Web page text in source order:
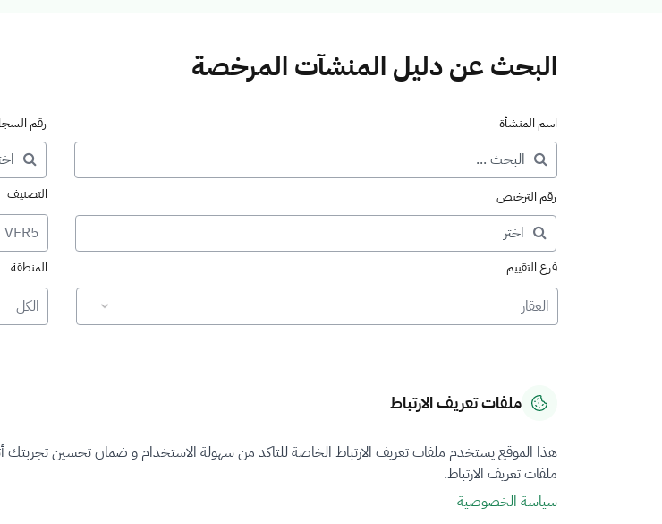
البحث عن دليل المنشآت المرخصة
اسم المنشأة رقم
رقم الترخيص التصنيف
VFR5
فرع التقييم
العقار
المنطقة
الكل
نتيجة البحث عن "المنشآت المرخصة"
ملفات تعريف الارتباط
هذا الموقع يستخدم ملفات تعريف الارتباط الخاصة للتاكد من سهولة الاستخدام و ضمان تحسين تجربتك
ملفات تعريف الارتباط.
سياسة الخصوصية